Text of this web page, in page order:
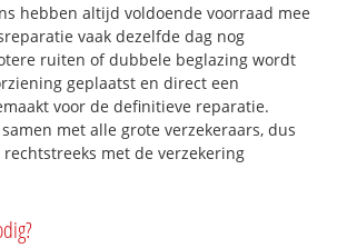
hebben altijd voldoende voorraad mee
vaak dezelfde dag nog
ruiten of dubbele beglazing wordt
geplaatst en direct een
voor de definitieve reparatie.
met alle grote verzekeraars, dus
met de verzekering